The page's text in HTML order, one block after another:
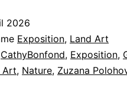
2026
Exposition, Land Art
CathyBonfond, Exposition,
Art, Nature, Zuzana